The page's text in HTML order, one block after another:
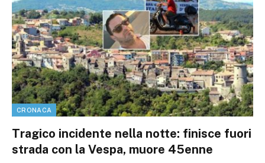
CRONACA
Tragico incidente nella notte: finisce fuori
strada con la Vespa, muore 45enne